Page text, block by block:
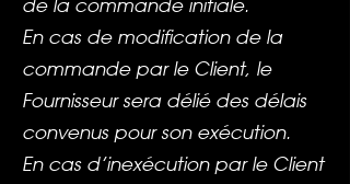
de la commande initiale.
En cas de modification de la
commande par le Client, le
Fournisseur sera délié des délais
convenus pour son exécution.
En cas d’inexécution par le Client